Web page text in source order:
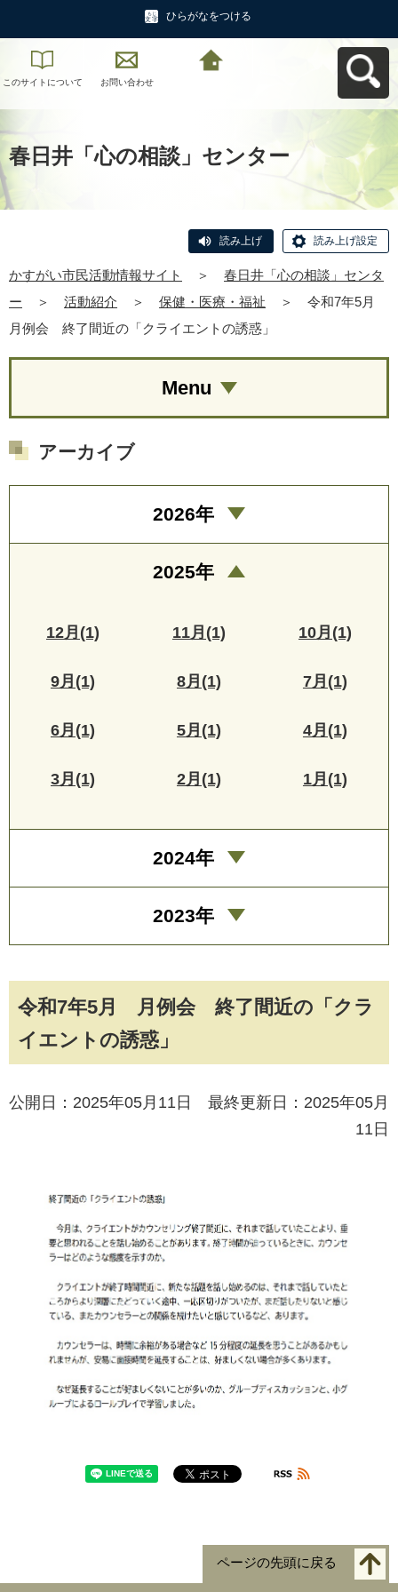
ひらがなをつける
このサイトについて お問い合わせ
春日井「心の相談」センター
読み上げ 読み上げ設定
かすがい市民活動情報サイト ＞
春日井「心の相談」センタ
ー
＞ 活動紹介 ＞ 保健・医療・福祉 ＞
令和7年5月
月例会 終了間近の「クライエントの誘惑」
令和7年5月 月例会 終了間近の「クラ
イエントの誘惑」
公開日：2025年05月11日 最終更新日：2025年05月
11日
Menu
アーカイブ
2026年
2025年
12月(1) 11月(1) 10月(1)
9月(1) 8月(1) 7月(1)
6月(1) 5月(1) 4月(1)
3月(1) 2月(1) 1月(1)
2024年
2023年
ページの先頭に戻る